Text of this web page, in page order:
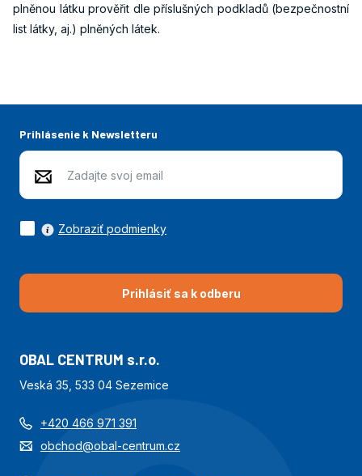
plněnou látku prověřit dle příslušných podkladů (bezpečnostní
list látky, aj.) plněných látek.
Prihlásenie k Newsletteru
Prihlásiť sa k odberu
Zobraziť podmienky
OBAL CENTRUM s.r.o.
Veská 35, 533 04 Sezemice
+420 466 971 391
obchod@obal-centrum.cz